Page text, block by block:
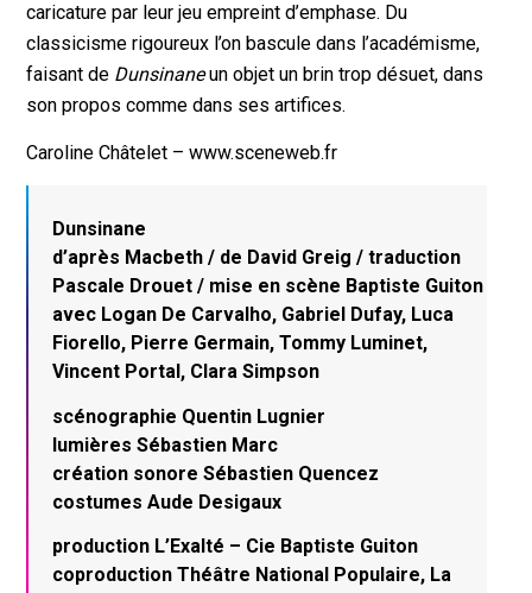
caricature par leur jeu empreint d’emphase. Du
classicisme rigoureux l’on bascule dans l’académisme,
faisant de Dunsinaneun objet un brin trop désuet, dans
son propos comme dans ses artifices.
Caroline Châtelet – www.sceneweb.fr
Dunsinane
d’après Macbeth / de David Greig / traduction
Pascale Drouet / mise en scène Baptiste Guiton
avec Logan De Carvalho, Gabriel Dufay, Luca
Fiorello, Pierre Germain, Tommy Luminet,
Vincent Portal, Clara Simpson
scénographie Quentin Lugnier
lumières Sébastien Marc
création sonore Sébastien Quencez
costumes Aude Desigaux
production L’Exalté – Cie Baptiste Guiton
coproduction Théâtre National Populaire, La